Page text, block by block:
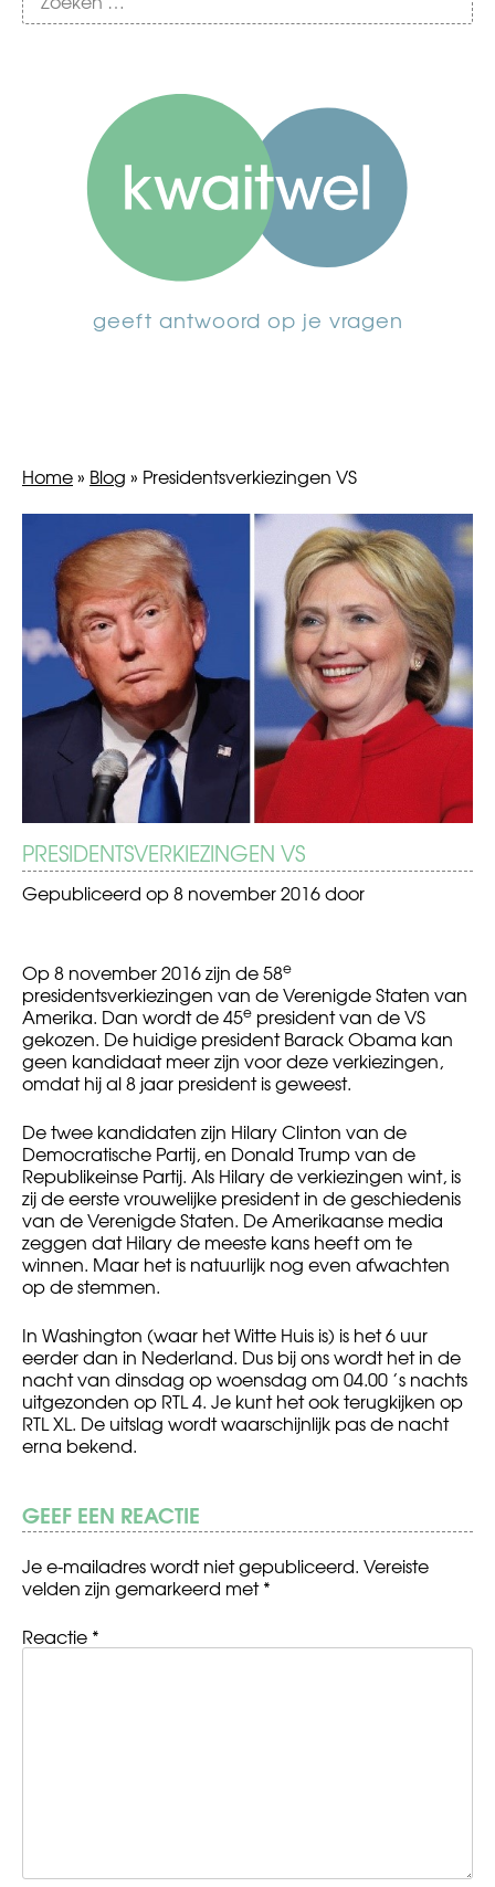
geeft antwoord op je vragen
Home» Blog » Presidentsverkiezingen VS
PRESIDENTSVERKIEZINGEN VS
Gepubliceerd op8 november 2016door
Op 8 november 2016 zijn de 58e
presidentsverkiezingen van de Verenigde Staten van
Amerika. Dan wordt de 45e president van de VS
gekozen. De huidige president Barack Obama kan
geen kandidaat meer zijn voor deze verkiezingen,
omdat hij al 8 jaar president is geweest.
De twee kandidaten zijn Hilary Clinton van de
Democratische Partij, en Donald Trump van de
Republikeinse Partij. Als Hilary de verkiezingen wint, is
zij de eerste vrouwelijke president in de geschiedenis
van de Verenigde Staten. De Amerikaanse media
zeggen dat Hilary de meeste kans heeft om te
winnen. Maar het is natuurlijk nog even afwachten
op de stemmen.
In Washington (waar het Witte Huis is) is het 6 uur
eerder dan in Nederland. Dus bij ons wordt het in de
nacht van dinsdag op woensdag om 04.00 ’s nachts
uitgezonden op RTL 4. Je kunt het ook terugkijken op
RTL XL. De uitslag wordt waarschijnlijk pas de nacht
erna bekend.
NAVIGATIE
verwonderlijke
kubisme
Trump
president
GEEF EEN REACTIE
Je e-mailadres wordt niet gepubliceerd. Vereiste
velden zijn gemarkeerd met*
Reactie *